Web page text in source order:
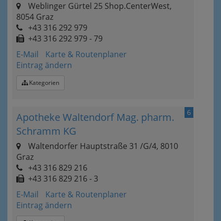
Weblinger Gürtel 25 Shop.CenterWest,
8054 Graz
+43 316 292 979
+43 316 292 979 - 79
E-Mail
Karte & Routenplaner
Eintrag ändern
Kategorien
6
Apotheke Waltendorf Mag. pharm.
Schramm KG
Waltendorfer Hauptstraße 31 /G/4, 8010
Graz
+43 316 829 216
+43 316 829 216 - 3
E-Mail
Karte & Routenplaner
Eintrag ändern